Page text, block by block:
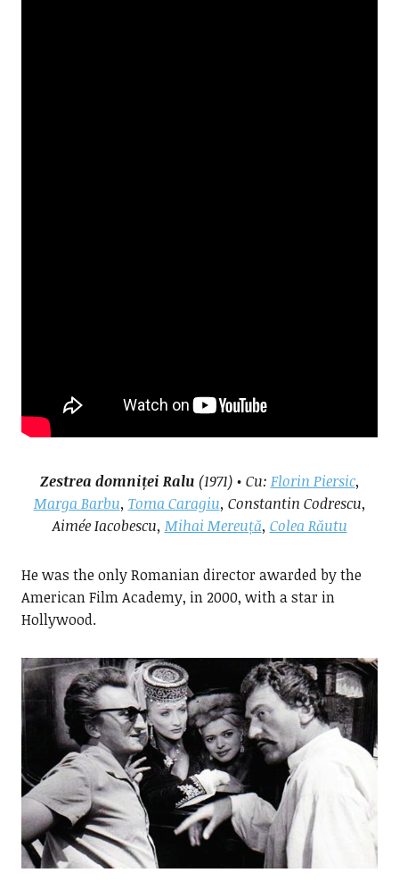
Zestrea domniței Ralu (1971) • Cu: Florin Piersic,
Marga Barbu, Toma Caragiu, Constantin Codrescu,
Aimée Iacobescu, Mihai Mereuță, Colea Răutu
He was the only Romanian director awarded by the
American Film Academy, in 2000, with a star in
Hollywood.